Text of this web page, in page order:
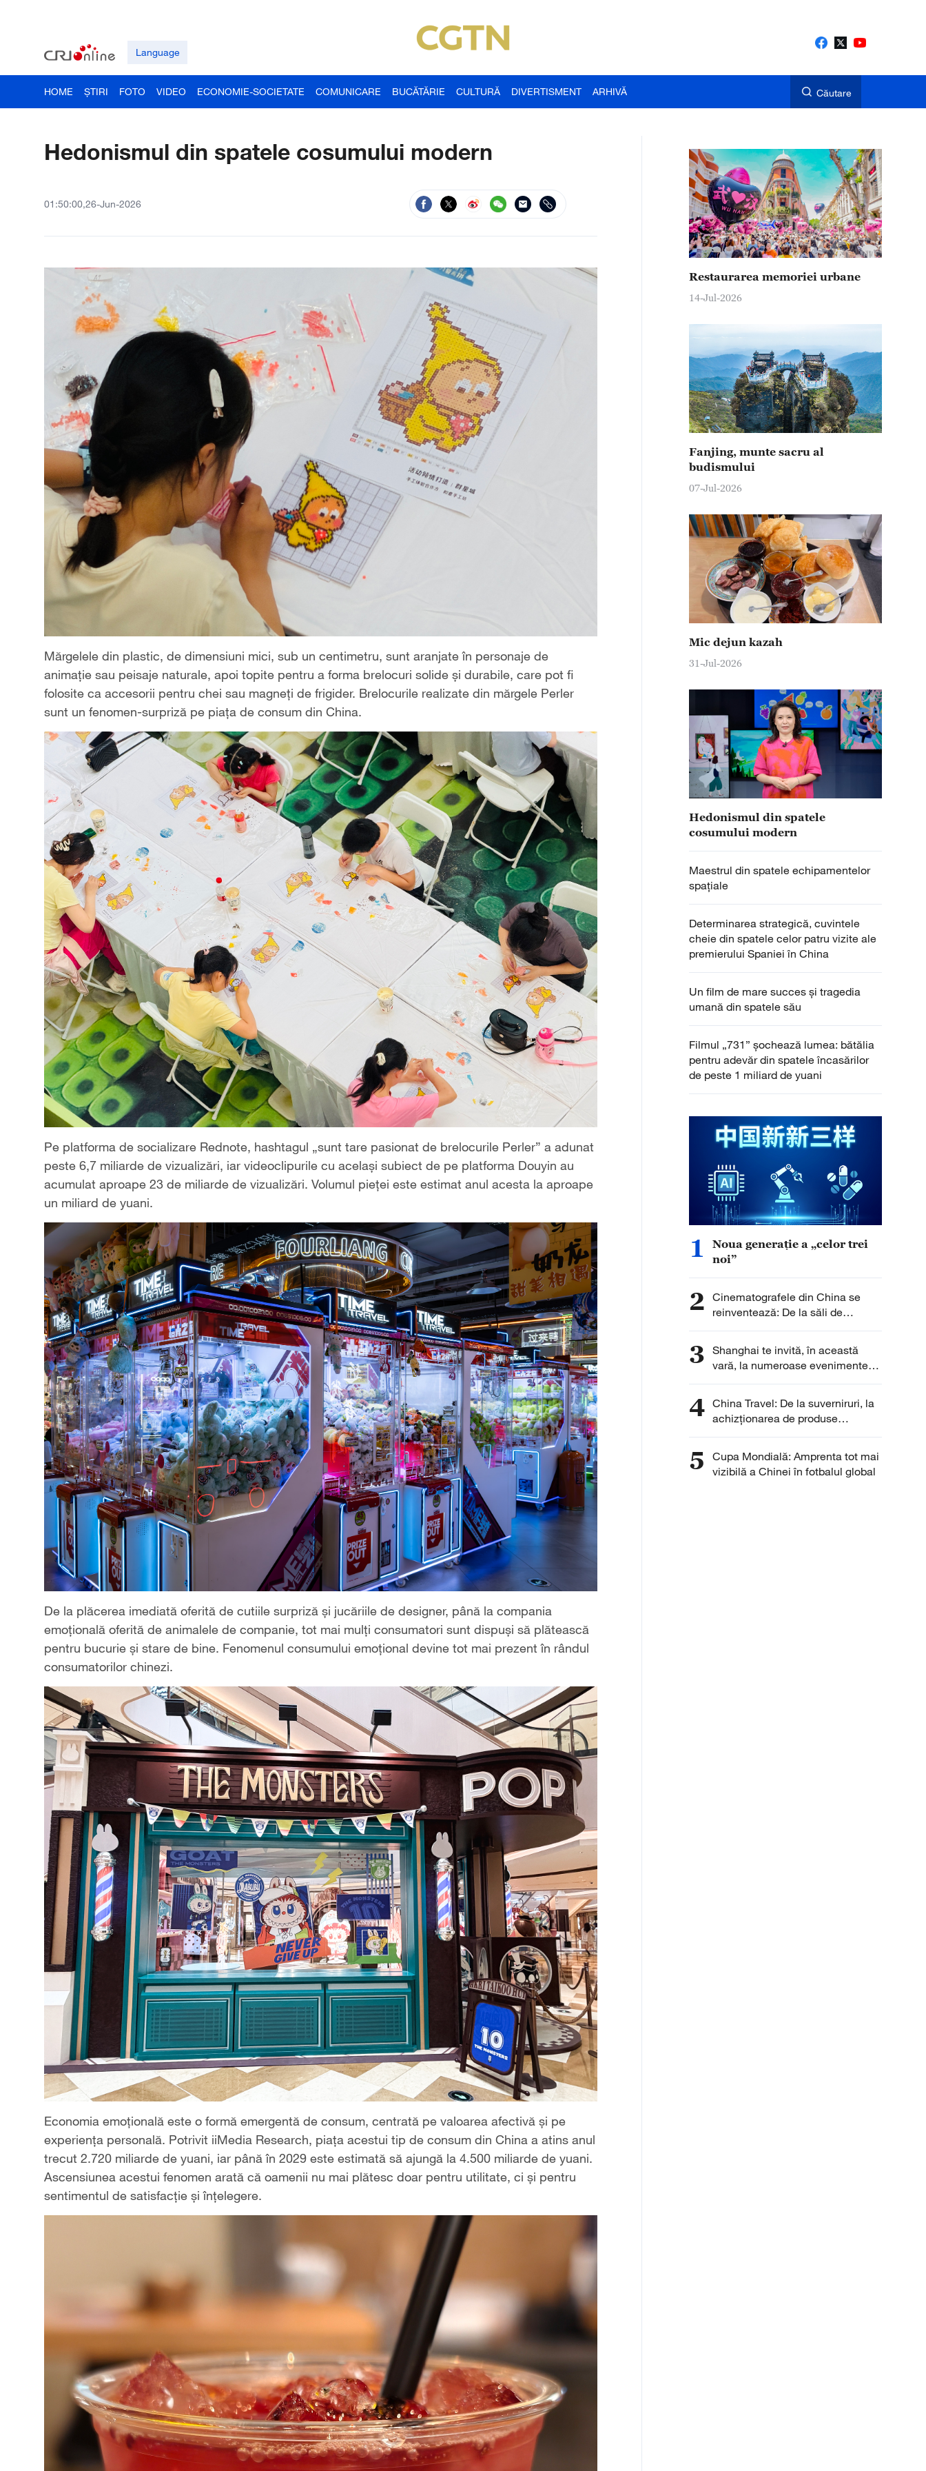
Language
HOME ȘTIRI FOTO VIDEO ECONOMIE-SOCIETATE COMUNICARE BUCĂTĂRIE CULTURĂ DIVERTISMENT ARHIVĂ Căutare
Hedonismul din spatele cosumului modern
01:50:00,26-Jun-2026
Mărgelele din plastic, de dimensiuni mici, sub un centimetru, sunt aranjate în personaje de
animație sau peisaje naturale, apoi topite pentru a forma brelocuri solide și durabile, care pot fi
folosite ca accesorii pentru chei sau magneți de frigider. Brelocurile realizate din mărgele Perler
sunt un fenomen-surpriză pe piața de consum din China.
Pe platforma de socializare Rednote, hashtagul „sunt tare pasionat de brelocurile Perler” a adunat
peste 6,7 miliarde de vizualizări, iar videoclipurile cu același subiect de pe platforma Douyin au
acumulat aproape 23 de miliarde de vizualizări. Volumul pieței este estimat anul acesta la aproape
un miliard de yuani.
De la plăcerea imediată oferită de cutiile surpriză și jucăriile de designer, până la compania
emoțională oferită de animalele de companie, tot mai mulți consumatori sunt dispuși să plătească
pentru bucurie și stare de bine. Fenomenul consumului emoțional devine tot mai prezent în rândul
consumatorilor chinezi.
Economia emoțională este o formă emergentă de consum, centrată pe valoarea afectivă și pe
experiența personală. Potrivit iiMedia Research, piața acestui tip de consum din China a atins anul
trecut 2.720 miliarde de yuani, iar până în 2029 este estimată să ajungă la 4.500 miliarde de yuani.
Ascensiunea acestui fenomen arată că oamenii nu mai plătesc doar pentru utilitate, ci și pentru
sentimentul de satisfacție și înțelegere.
Restaurarea memoriei urbane
14-Jul-2026
Fanjing, munte sacru al
budismului
07-Jul-2026
Mic dejun kazah
31-Jul-2026
Hedonismul din spatele
cosumului modern
Maestrul din spatele echipamentelor
spațiale
Determinarea strategică, cuvintele
cheie din spatele celor patru vizite ale
premierului Spaniei în China
Un film de mare succes și tragedia
umană din spatele său
Filmul „731” șochează lumea: bătălia
pentru adevăr din spatele încasărilor
de peste 1 miliard de yuani
1
Noua generație a „celor trei
noi”
2 Cinematografele din China se
reinventează: De la săli de
proiecție la centre de divertisment
3 Shanghai te invită, în această
vară, la numeroase evenimente
sportive, culturale și turistice
4 China Travel: De la suverniruri, la
achizționarea de produse
inteligente
5
Cupa Mondială: Amprenta tot mai
vizibilă a Chinei în fotbalul global